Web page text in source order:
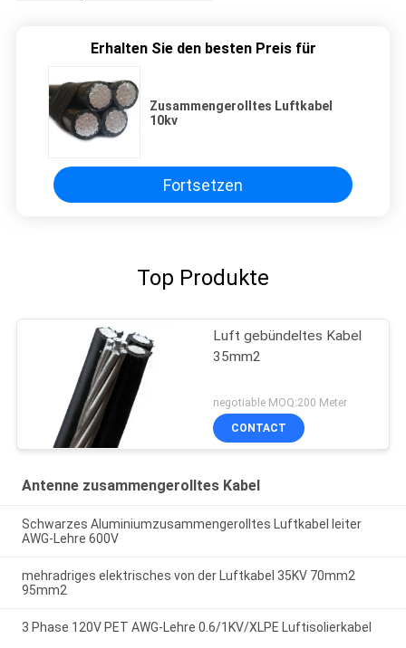
Erhalten Sie den besten Preis für
Zusammengerolltes Luftkabel
10kv
Fortsetzen
Top Produkte
Luft gebündeltes Kabel
35mm2
negotiable MOQ:200 Meter
CONTACT
Antenne zusammengerolltes Kabel
Schwarzes Aluminiumzusammengerolltes Luftkabel leiter
AWG-Lehre 600V
mehradriges elektrisches von der Luftkabel 35KV 70mm2
95mm2
3 Phase 120V PET AWG-Lehre 0.6/1KV/XLPE Luftisolierkabel